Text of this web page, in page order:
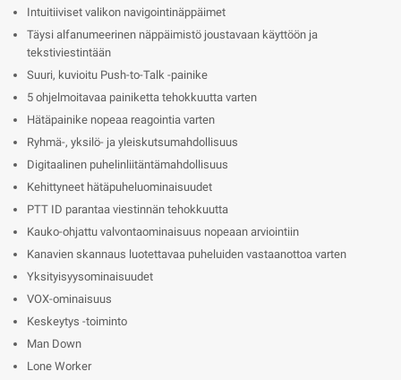
Intuitiiviset valikon navigointinäppäimet
Täysi alfanumeerinen näppäimistö joustavaan käyttöön ja
tekstiviestintään
Suuri, kuvioitu Push-to-Talk -painike
5 ohjelmoitavaa painiketta tehokkuutta varten
Hätäpainike nopeaa reagointia varten
Ryhmä-, yksilö- ja yleiskutsumahdollisuus
Digitaalinen puhelinliitäntämahdollisuus
Kehittyneet hätäpuheluominaisuudet
PTT ID parantaa viestinnän tehokkuutta
Kauko-ohjattu valvontaominaisuus nopeaan arviointiin
Kanavien skannaus luotettavaa puheluiden vastaanottoa varten
Yksityisyysominaisuudet
VOX-ominaisuus
Keskeytys -toiminto
Man Down
Lone Worker